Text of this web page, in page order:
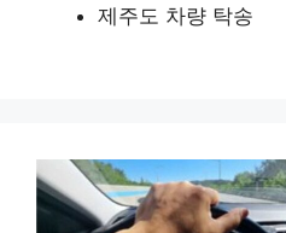
제주도 차량 탁송